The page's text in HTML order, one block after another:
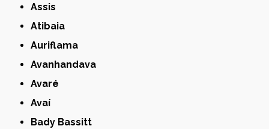
Assis
Atibaia
Auriflama
Avanhandava
Avaré
Avaí
Bady Bassitt